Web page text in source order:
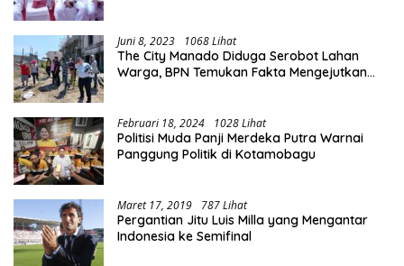
Juni 8, 2023 1068 Lihat
The City Manado Diduga Serobot Lahan
Warga, BPN Temukan Fakta Mengejutkan
Februari 18, 2024 1028 Lihat
Politisi Muda Panji Merdeka Putra Warnai
Panggung Politik di Kotamobagu
Maret 17, 2019 787 Lihat
Pergantian Jitu Luis Milla yang Mengantar
Indonesia ke Semifinal